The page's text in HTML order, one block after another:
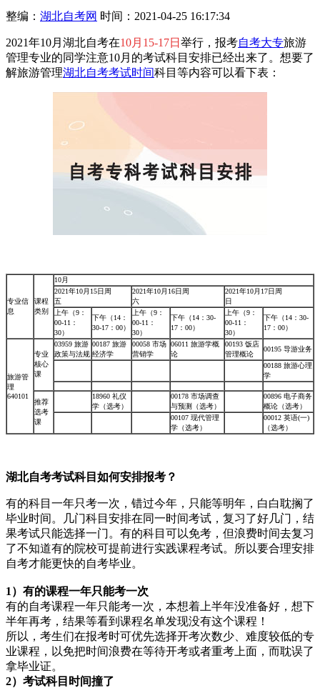
整编： 湖北自考网 时间：2021-04-25 16:17:34
2021年10月湖北自考在10月15-17日 举行，报考自考大专旅游
管理专业的同学注意10月的考试科目安排已经出来了。想要了
解旅游管理湖北自考考试时间科目等内容可以看下表：
专业信
息
课程
类别
10月
2021年10月15日周
五
2021年10月16日周
六
2021年10月17日周
日
上午（9：
00-11：
30）
下午（14：
30-17：00）
上午（9：
00-11：
30）
下午（14：30-
17：00）
上午（9：
00-11：
30）
下午（14：30-
17：00）
旅游管
理
640101
专业
核心
课
03959 旅游
政策与法规
00187 旅游
经济学
00058 市场
营销学
06011 旅游学概
论
00193 饭店
管理概论
00195 导游业务
00188 旅游心理
学
推荐
选考
课
18960 礼仪
学（选考）
00178 市场调查
与预测（选考）
00896 电子商务
概论（选考）
00107 现代管理
学（选考）
00012 英语(一)
（选考）
湖北自考考试科目如何安排报考？
有的科目一年只考一次，错过今年，只能等明年，白白耽搁了
毕业时间。几门科目安排在同一时间考试，复习了好几门，结
果考试只能选择一门。有的科目可以免考，但浪费时间去复习
了不知道有的院校可提前进行实践课程考试。所以要合理安排
自考才能更快的自考毕业。
1）有的课程一年只能考一次
有的自考课程一年只能考一次，本想着上半年没准备好，想下
半年再考，结果等看到课程名单发现没有这个课程！
所以，考生们在报考时可优先选择开考次数少、难度较低的专
业课程，以免把时间浪费在等待开考或者重考上面，而耽误了
拿毕业证。
2）考试科目时间撞了